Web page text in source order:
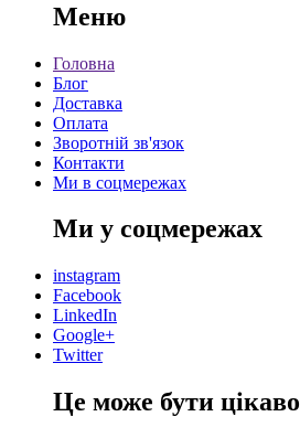
Меню
Головна
Блог
Доставка
Оплата
Зворотній зв'язок
Контакти
Ми в соцмережах
Ми у соцмережах
instagram
Facebook
LinkedIn
Google+
Twitter
Це може бути цікаво